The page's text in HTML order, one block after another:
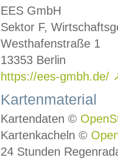
EES GmbH
Sektor F,
Westhafenstraße 1
13353 Berlin
https://ees-gmbh.de/
Kartenmaterial
Kartendaten ©
Kartenkacheln ©
24 Stunden